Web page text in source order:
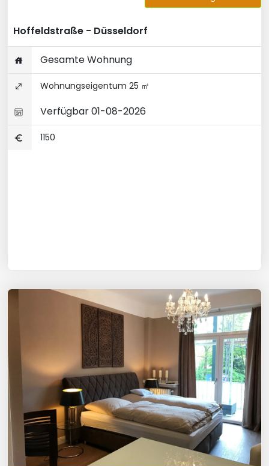
Hoffeldstraße - Düsseldorf
Gesamte Wohnung
Wohnungseigentum 25 ㎡
Verfügbar 01-08-2026
1150